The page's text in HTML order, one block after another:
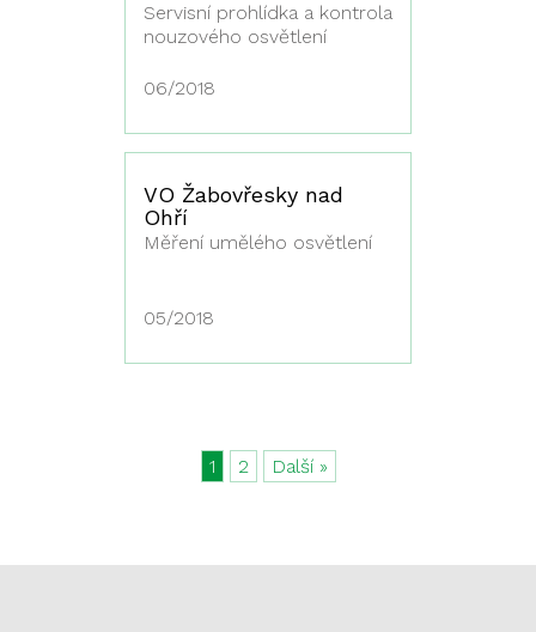
Servisní prohlídka a kontrola
nouzového osvětlení
06/2018
VO Žabovřesky nad
Ohří
Měření umělého osvětlení
05/2018
1 2 Další »